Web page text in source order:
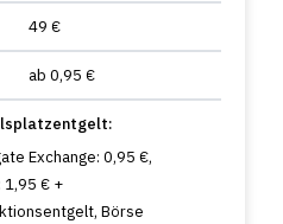
49 €
ab 0,95 €
Exchange: 0,95 €,
1,95 € +
Börse